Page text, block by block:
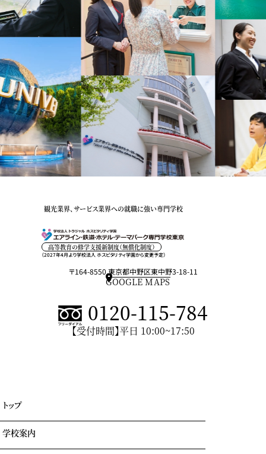
観光業界、サービス業界への就職に強い専門学校
高等教育の修学支援新制度（無償化制度）
（2027年4月より学校法人 ホスピタリティ学園から変更予定）
〒164-8550 東京都中野区東中野3-18-11
GOOGLE MAPS
0120-115-784
【受付時間】平日 10:00~17:50
トップ
学校案内